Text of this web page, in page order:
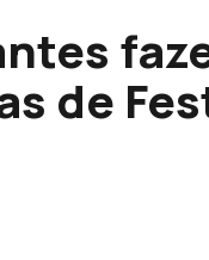
de